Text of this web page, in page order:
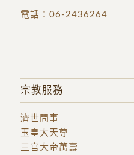
電話： 06-2436264
宗教服務
濟世問事
玉皇大天尊
三官大帝萬壽